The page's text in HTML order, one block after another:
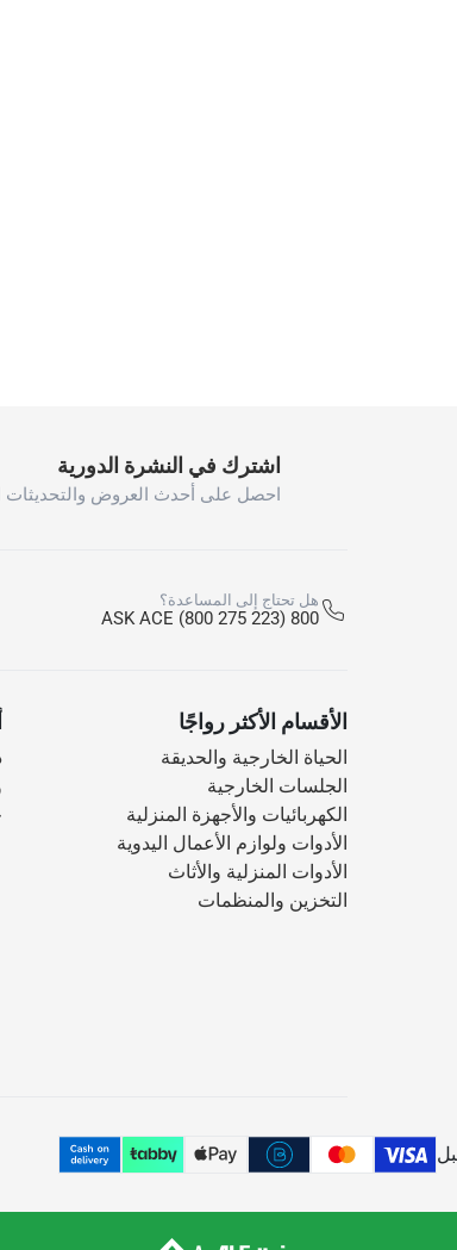
اشترك في النشرة الدورية
احصل على أحدث العروض والتحديثات
هل تحتاج إلى المساعدة؟
800 ASK ACE (800 275 223)
الأقسام الأكثر رواجًا
الحياة الخارجية والحديقة
الجلسات الخارجية
الكهربائيات والأجهزة المنزلية
الأدوات ولوازم الأعمال اليدوية
الأدوات المنزلية والأثاث
التخزين والمنظمات